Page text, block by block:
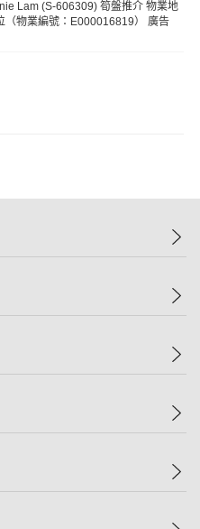
Lam (S-606309) 筍盤推介 物業地
（物業編號：E000016819） 廣告